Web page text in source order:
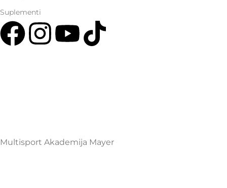
Suplementi
Multisport Akademija Mayer